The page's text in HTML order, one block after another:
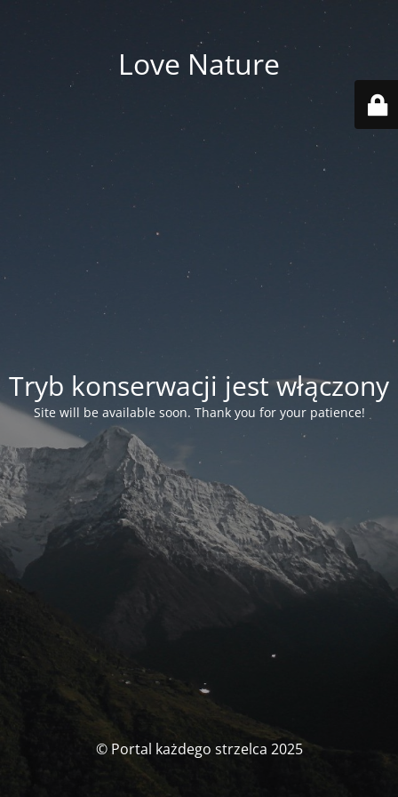
Love Nature
Tryb konserwacji jest włączony
Site will be available soon. Thank you for your patience!
© Portal każdego strzelca 2025